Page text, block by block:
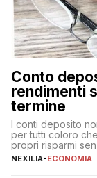
Conto
rendimenti
termine
I conti deposito
per tutti coloro
propri risparmi
necessità. A
NEXILIA-ECONOMIA